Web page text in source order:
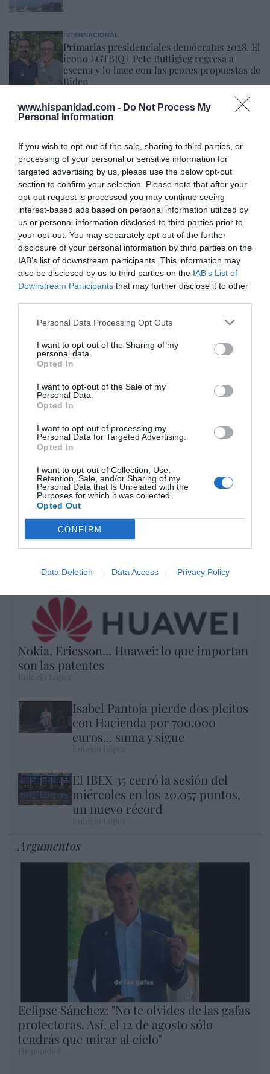
www.hispanidad.com - Do Not Process My
Personal Information
If you wish to opt-out of the sale, sharing to third parties, or
processing of your personal or sensitive information for
targeted advertising by us, please use the below opt-out
section to confirm your selection. Please note that after your
opt-out request is processed you may continue seeing
interest-based ads based on personal information utilized by
us or personal information disclosed to third parties prior to
your opt-out. You may separately opt-out of the further
disclosure of your personal information by third parties on the
IAB’s list of downstream participants. This information may
also be disclosed by us to third parties on the IAB’s List of
Downstream Participants that may further disclose it to other
Personal Data Processing Opt Outs
I want to opt-out of the Sharing of my
personal data.
Opted In
I want to opt-out of the Sale of my
Personal Data.
Opted In
I want to opt-out of processing my
Personal Data for Targeted Advertising.
Opted In
I want to opt-out of Collection, Use,
Retention, Sale, and/or Sharing of my
Personal Data that Is Unrelated with the
Purposes for which it was collected.
Opted Out
CONFIRM
Data Deletion Data Access Privacy Policy
INTERNACIONAL
Primarias presidenciales demócratas 2028. El
icono LGTBIQ+ Pete Buttigieg regresa a
escena y lo hace con las peores propuestas de
Biden
SOCIEDAD
Eulogio López 09/08/26 06:00
Marcelo Gullo: “El trabajo de desmitificar la
historia, de poner la verdadera, de
desmontar la falsificación, es un trabajo
cristiano"
por Hispanidad
Artículos anteriores
DIARIO DE LA CORRUPCIÓN SANCHISTA
Diario de la corrupción sanchista. Hazte
Oír se manifiesta delante de La Mareta:
por Redacción
Opinión
Enormes minucias
por Eulogio López
Nokia, Ericsson... Huawei: lo que importan
son las patentes
Isabel Pantoja pierde dos pleitos
con Hacienda por 700.000
euros... suma y sigue
El IBEX 35 cerró la sesión del
miércoles en los 20.057 puntos,
un nuevo récord
Argumentos
Eclipse Sánchez: "No te olvides de las gafas
protectoras. Así, el 12 de agosto sólo
tendrás que mirar al cielo"